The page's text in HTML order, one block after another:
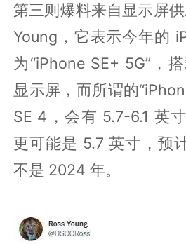
第三则爆料来自显示屏
Young，它表示今年的
为“iPhone SE+ 5G”，
显示屏，而所谓的
SE 4，会有 5.7-6.1 英
更可能是 5.7 英寸，预
不是 2024 年。